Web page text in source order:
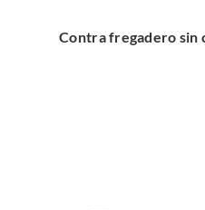
Contra fregadero sin